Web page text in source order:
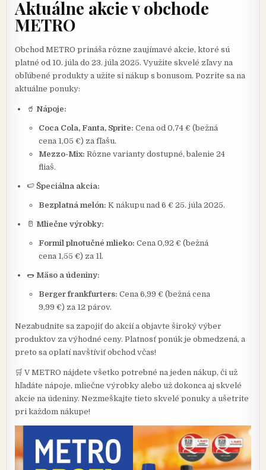
Aktuálne akcie v obchode
METRO
Obchod METRO prináša rôzne zaujímavé akcie, ktoré sú
platné od 10. júla do 23. júla 2025. Využite skvelé zľavy na
obľúbené produkty a užite si nákup s bonusom. Pozrite sa na
aktuálne ponuky:
🥤 Nápoje:
Coca Cola, Fanta, Sprite: Cena od 0,74 € (bežná
cena 1,05 €) za fľašu.
Mezzo-Mix: Rôzne varianty dostupné, balenie 24
fliaš.
🍉Špeciálna akcia:
Bezplatná melón: K nákupu nad 6 € 25. júla 2025.
🥛 Mliečne výrobky:
Formil plnotučné mlieko: Cena 0,92 € (bežná
cena 1,55 €) za 1l.
🌭 Mäso a údeniny:
Berger frankfurters: Cena 6,99 € (bežná cena
9,99 €) za 12 párov.
Nezabudnite sa zapojiť do akcií a objavte široký výber
produktov za výhodné ceny. Platnosť ponúk je obmedzená, a
preto sa oplatí navštíviť obchod včas!
🛒 V METRO nájdete všetko potrebné na jeden nákup, či už
hľadáte nápoje, mliečne výrobky alebo už dokonca aj skvelé
akcie na údeniny. Nezmeškajte tieto skvelé ponuky a ušetrite
pri každom nákupe!